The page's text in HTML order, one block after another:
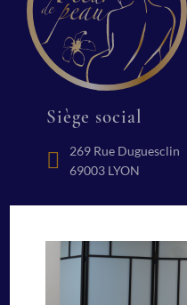
Siège social
269 Rue Duguesclin
69003 LYON
+(33) 04 78 84 24 91